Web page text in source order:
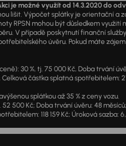
je možné využít od 14.3.2020 do
lišit. Výpočet splátky je orientační
RPSN mohou být důsledkem
V případě poskytnutí finanční
úvěru. Pokud máte
30 %, tj. 75 000 Kč, Doba trvání
částka splatná spotřebitelem:
splátkou až 35 % z ceny vozu.
52 500 Kč; Doba trvání úvěru: 48
118 159 Kč; Úroková sazba: